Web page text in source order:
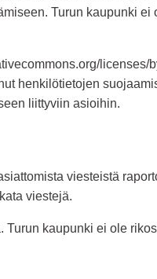
Turun kaupunki ei
licenses/
henkilötietojen
liittyviin asioihin.
viesteistä
viestejä.
kaupunki ei ole